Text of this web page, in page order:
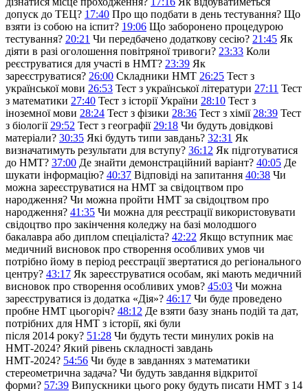
допуск до ТЕЦ? 17:40 Про що подбати в день тестування? Що
взяти із собою на іспит? 19:06 Що заборонено процедурою
тестування? 20:21 Чи передбачено додаткову сесію? 21:45 Як
діяти в разі оголошення повітряної тривоги? 23:33 Коли
реєструватися для участі в НМТ? 23:39 Як
зареєструватися? 26:00 Складники НМТ 26:25 Тест з
української мови 26:53 Тест з української літератури 27:11 Тест
з математики 27:40 Тест з історії України 28:10 Тест з
іноземної мови 28:24 Тест з фізики 28:36 Тест з хімії 28:39 Тест
з біології 29:52 Тест з географії 29:18 Чи будуть довідкові
матеріали? 30:35 Які будуть типи завдань? 32:31 Як
визначатимуть результати для вступу? 36:12 Як підготуватися
до НМТ? 37:00 Де знайти демонстраційний варіант? 40:05 Де
шукати інформацію? 40:37 Відповіді на запитання 40:38 Чи
можна зареєструватися на НМТ за свідоцтвом про
народження? Чи можна пройти НМТ за свідоцтвом про
народження? 41:35 Чи можна для реєстрації використовувати
свідоцтво про закінчення коледжу на базі молодшого
бакалавра або диплом спеціаліста? 42:22 Якщо вступник має
медичний висновок про створення особливих умов чи
потрібно йому в період реєстрації звертатися до регіонального
центру? 43:17 Як зареєструватися особам, які мають медичний
висновок про створення особливих умов? 45:03 Чи можна
зареєструватися із додатка «Дія»? 46:17 Чи буде проведено
пробне НМТ цьогоріч? 48:12 Де взяти базу знань подій та дат,
потрібних для НМТ з історії, які були
після 2014 року? 51:28 Чи будуть тести минулих років на
НМТ-2024? Який рівень складності завдань
НМТ-2024? 54:56 Чи буде в завданнях з математики
стереометрична задача? Чи будуть завдання відкритої
форми? 57:39 Випускники цього року будуть писати НМТ з 14